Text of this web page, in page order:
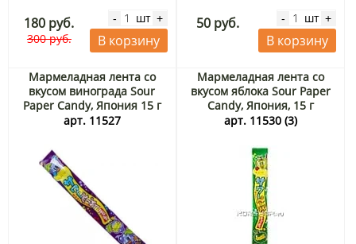
180 руб.
300 руб.
- шт +
В корзину
50 руб. - шт +
В корзину
Мармеладная лента со
вкусом винограда Sour
Paper Candy, Япония 15 г
арт. 11527
Мармеладная лента со
вкусом яблока Sour Paper
Candy, Япония, 15 г
арт. 11530 (3)